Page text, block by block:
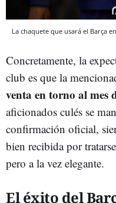
La chaquete que usará el Barça
Concretamente, la
club es que la
venta en torno al mes
aficionados culés se
confirmación oficial,
bien recibida por
pero a la vez elegante.
El éxito del